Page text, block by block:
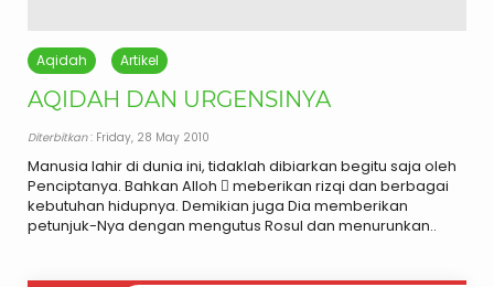
Aqidah Artikel
AQIDAH DAN URGENSINYA
Diterbitkan: Friday, 28 May 2010
Manusia lahir di dunia ini, tidaklah dibiarkan begitu saja oleh
Penciptanya. Bahkan Alloh  meberikan rizqi dan berbagai
kebutuhan hidupnya. Demikian juga Dia memberikan
petunjuk-Nya dengan mengutus Rosul dan menurunkan..